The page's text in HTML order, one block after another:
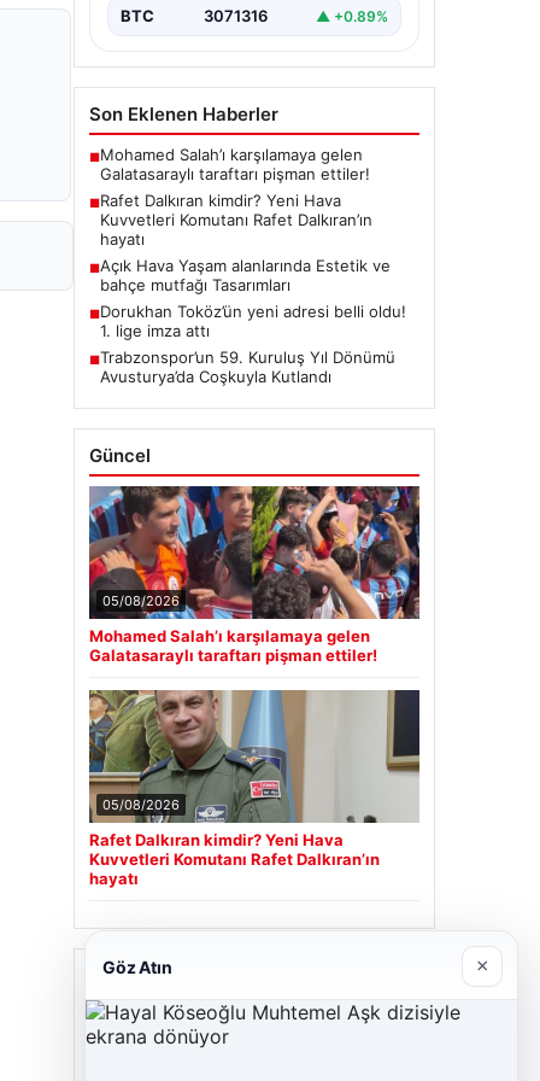
BTC 3071316 ▲ +0.89%
Son Eklenen Haberler
■Mohamed Salah’ı karşılamaya gelen
Galatasaraylı taraftarı pişman ettiler!
■Rafet Dalkıran kimdir? Yeni Hava
Kuvvetleri Komutanı Rafet Dalkıran’ın
hayatı
■Açık Hava Yaşam alanlarında Estetik ve
bahçe mutfağı Tasarımları
■Dorukhan Toköz’ün yeni adresi belli oldu!
1. lige imza attı
■Trabzonspor’un 59. Kuruluş Yıl Dönümü
Avusturya’da Coşkuyla Kutlandı
Güncel
05/08/2026
Mohamed Salah’ı karşılamaya gelen
Galatasaraylı taraftarı pişman ettiler!
05/08/2026
Rafet Dalkıran kimdir? Yeni Hava
Kuvvetleri Komutanı Rafet Dalkıran’ın
hayatı
Son Eklenen Firmalar
Cengiz Sigorta
Göz Atın ×